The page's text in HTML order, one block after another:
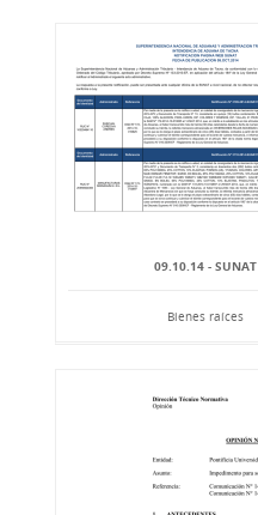
09.10.14 - SUNAT
Bienes raíces